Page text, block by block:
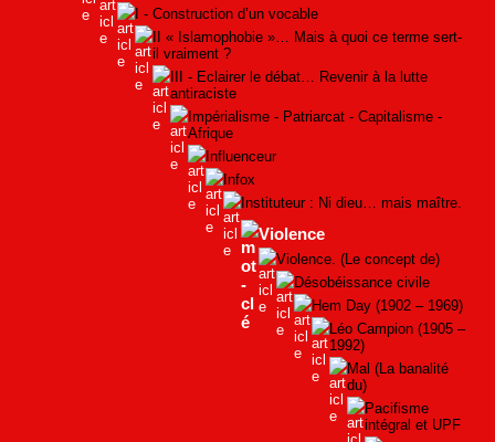
I - Construction d’un vocable
II « Islamophobie »… Mais à quoi ce terme sert-
il vraiment ?
III - Eclairer le débat… Revenir à la lutte
antiraciste
Impérialisme - Patriarcat - Capitalisme -
Afrique
Influenceur
Infox
Instituteur : Ni dieu… mais maître.
Violence
Violence. (Le concept de)
Désobéissance civile
Hem Day (1902 – 1969)
Léo Campion (1905 –
1992)
Mal (La banalité
du)
Pacifisme
intégral et UPF